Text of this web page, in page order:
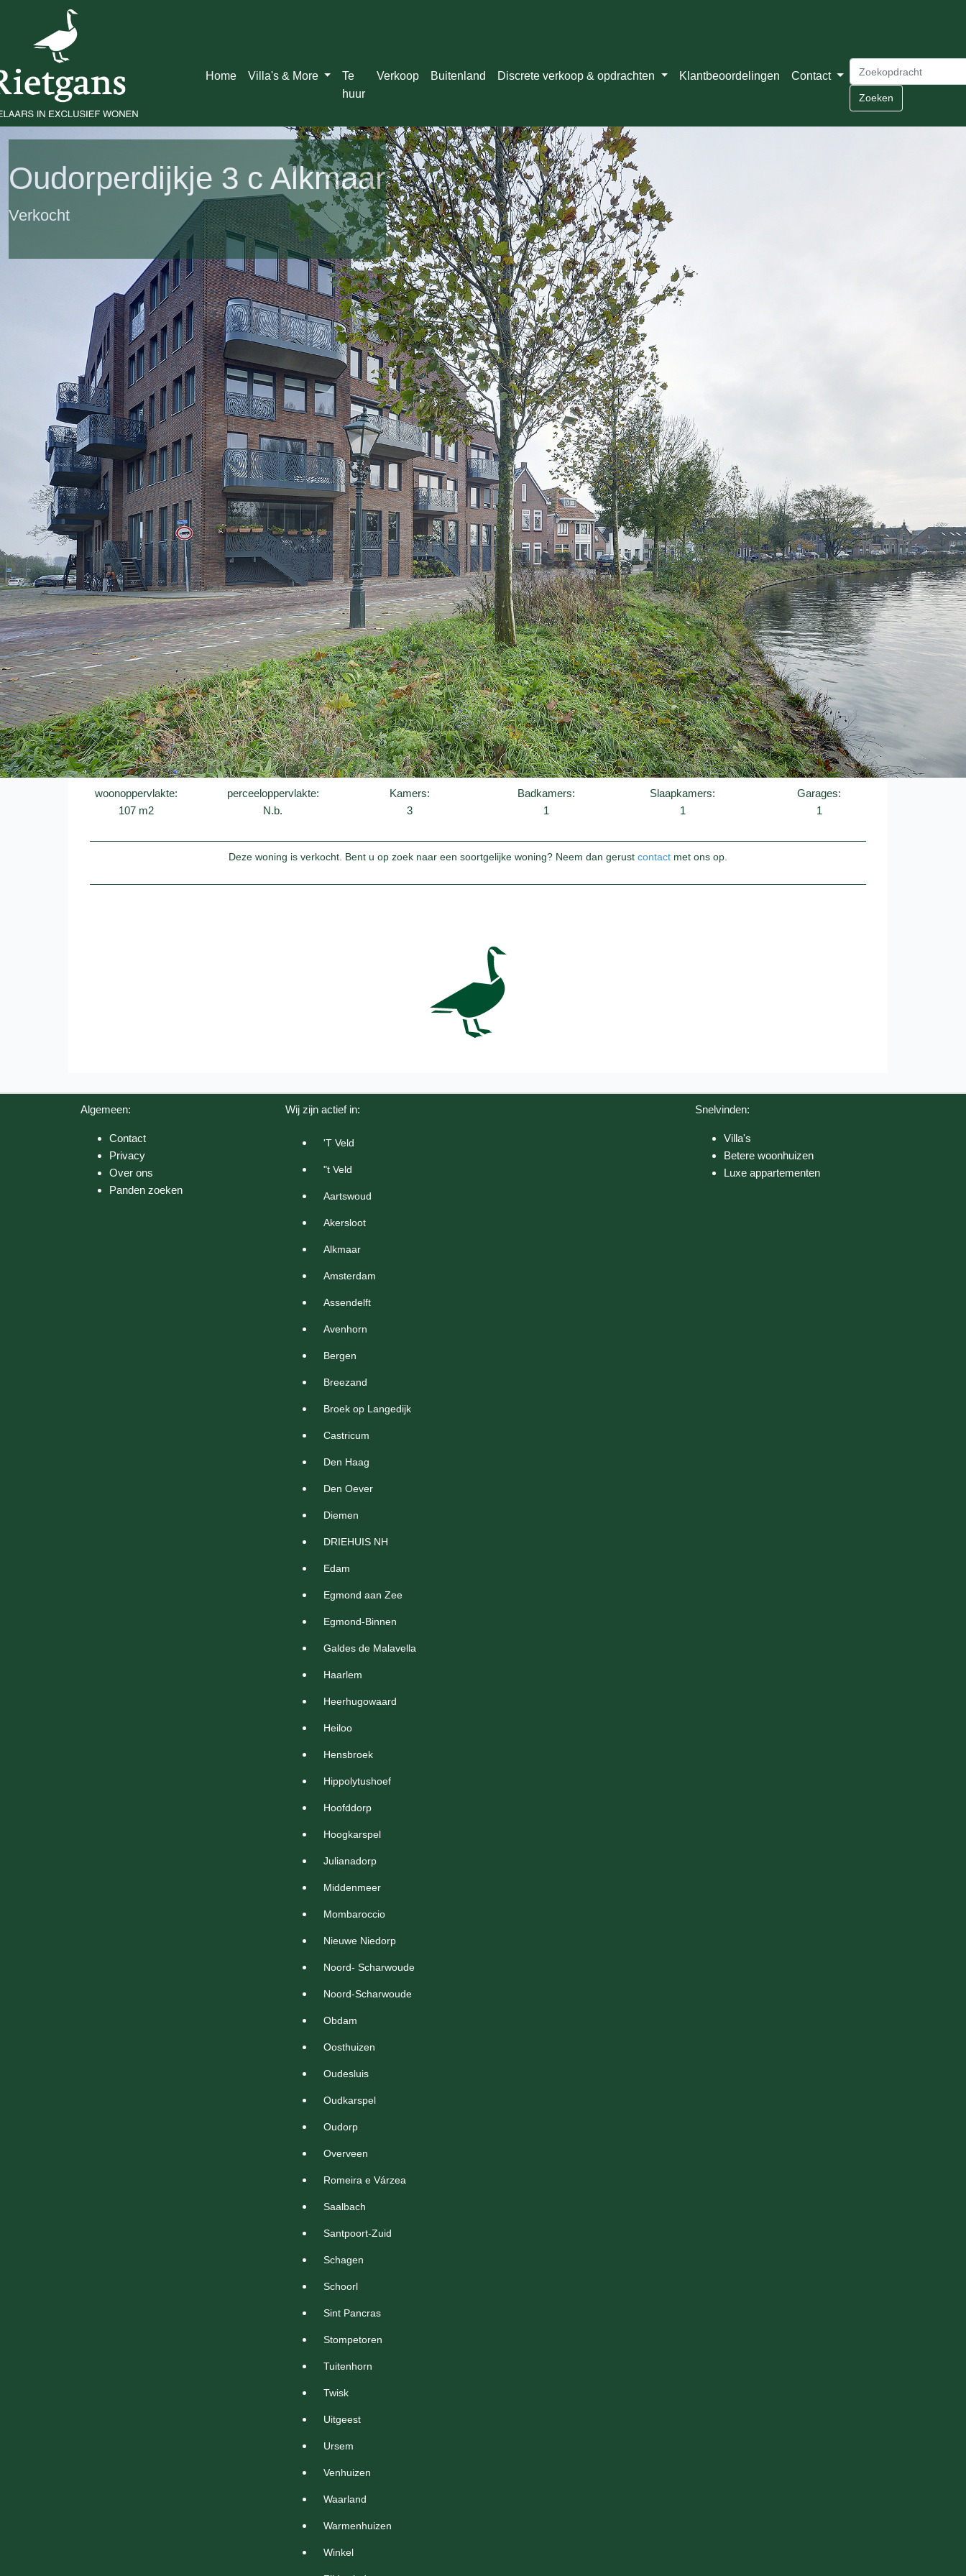
Home Villa's & More
Te
huur
Verkoop Buitenland Discrete verkoop & opdrachten Klantbeoordelingen Contact
Zoeken
Oudorperdijkje 3 c Alkmaar
Verkocht
woonoppervlakte:
107 m2
perceeloppervlakte:
N.b.
Kamers:
3
Badkamers:
1
Slaapkamers:
1
Garages:
1
Deze woning is verkocht. Bent u op zoek naar een soortgelijke woning? Neem dan gerust contactmet ons op.
Algemeen:
Contact
Privacy
Over ons
Panden zoeken
Wij zijn actief in:
'T Veld
"t Veld
Aartswoud
Akersloot
Alkmaar
Amsterdam
Assendelft
Avenhorn
Bergen
Breezand
Broek op Langedijk
Castricum
Den Haag
Den Oever
Diemen
DRIEHUIS NH
Edam
Egmond aan Zee
Egmond-Binnen
Galdes de Malavella
Haarlem
Heerhugowaard
Heiloo
Hensbroek
Hippolytushoef
Hoofddorp
Hoogkarspel
Julianadorp
Middenmeer
Mombaroccio
Nieuwe Niedorp
Noord- Scharwoude
Noord-Scharwoude
Obdam
Oosthuizen
Oudesluis
Oudkarspel
Oudorp
Overveen
Romeira e Várzea
Saalbach
Santpoort-Zuid
Schagen
Schoorl
Sint Pancras
Stompetoren
Tuitenhorn
Twisk
Uitgeest
Ursem
Venhuizen
Waarland
Warmenhuizen
Winkel
Snelvinden:
Villa's
Betere woonhuizen
Luxe appartementen